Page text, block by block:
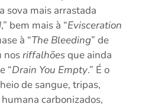
sova mais arrastada
,” bem mais à “Evisceration
à “The Bleeding” de
nosriffalhõesque ainda
“Drain You Empty.” É o
de sangue, tripas,
carbonizados,